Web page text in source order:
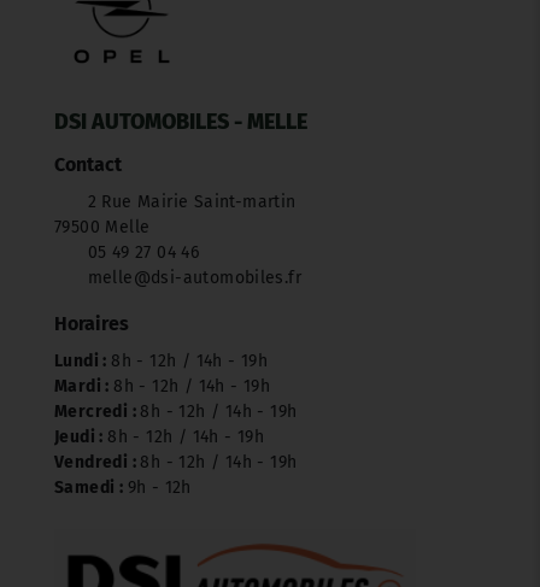
DSI AUTOMOBILES - MELLE
Contact
2 Rue Mairie Saint-martin
79500 Melle
05 49 27 04 46
melle@dsi-automobiles.fr
Horaires
Lundi : 8h - 12h / 14h - 19h
Mardi : 8h - 12h / 14h - 19h
Mercredi : 8h - 12h / 14h - 19h
Jeudi : 8h - 12h / 14h - 19h
Vendredi : 8h - 12h / 14h - 19h
Samedi : 9h - 12h